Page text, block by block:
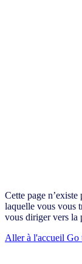
Cette page
laquelle vous vous
vous diriger vers la
Aller à l'accueil Go